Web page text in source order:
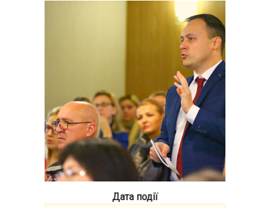
Дата події